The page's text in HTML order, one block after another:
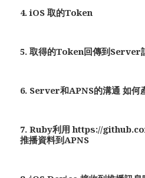
4. iOS 取的Token
5. 取得的Token回傳到Server
6. Server和APNS的溝通 如何
7. Ruby利用 https://
推播資料到APNS